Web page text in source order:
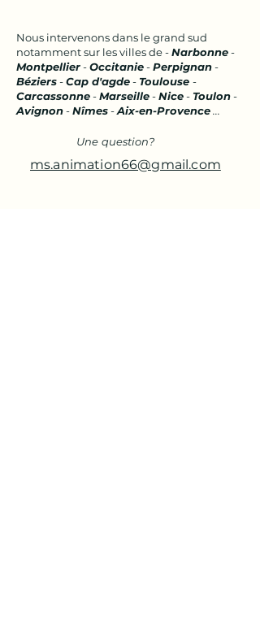
Nous intervenons dans le grand sud
notamment sur les villes de-Narbonne-
Montpellier-Occitanie-Perpignan-
Béziers-Cap d'agde- Toulouse -
Carcassonne-Marseille-Nice- Toulon-
Avignon-Nîmes-Aix-en-Provence...
Une question?
ms.animation66@gmail.com